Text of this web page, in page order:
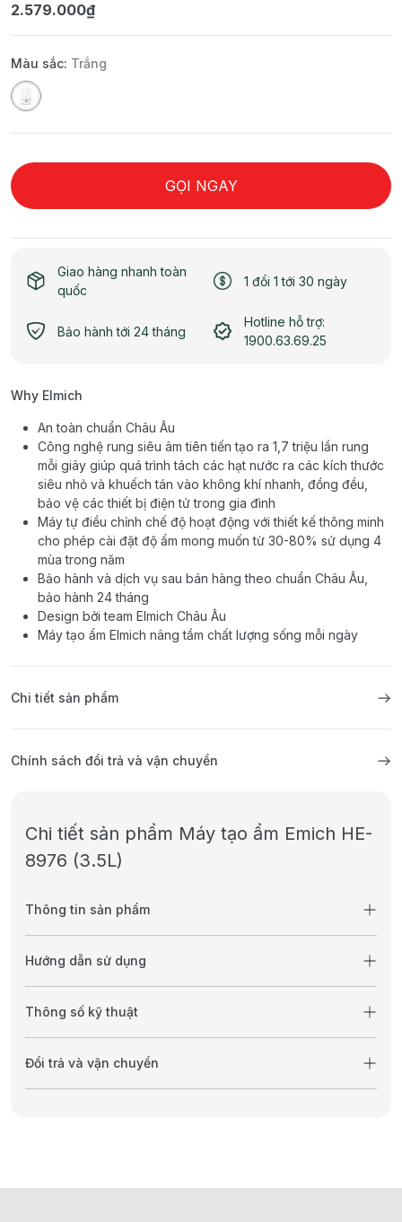
2.579.000₫
Màu sắc: Trắng
GỌI NGAY
Giao hàng nhanh toàn
quốc
1 đổi 1 tới 30 ngày
Bảo hành tới 24 tháng
Hotline hỗ trợ:
1900.63.69.25
Why Elmich
An toàn chuẩn Châu Âu
Công nghệ rung siêu âm tiên tiến tạo ra 1,7 triệu lần rung
mỗi giây giúp quá trình tách các hạt nước ra các kích thước
siêu nhỏ và khuếch tán vào không khí nhanh, đồng đều,
bảo vệ các thiết bị điện tử trong gia đình
Máy tự điều chỉnh chế độ hoạt động với thiết kế thông minh
cho phép cài đặt độ ẩm mong muốn từ 30-80% sử dụng 4
mùa trong năm
Bảo hành và dịch vụ sau bán hàng theo chuẩn Châu Âu,
bảo hành 24 tháng
Design bởi team Elmich Châu Âu
Máy tạo ẩm Elmich nâng tầm chất lượng sống mỗi ngày
Chi tiết sản phẩm
Chính sách đổi trả và vận chuyển
Chi tiết sản phẩm Máy tạo ẩm Emich HE-
8976 (3.5L)
Thông tin sản phẩm
Hướng dẫn sử dụng
Thông số kỹ thuật
Đổi trả và vận chuyển